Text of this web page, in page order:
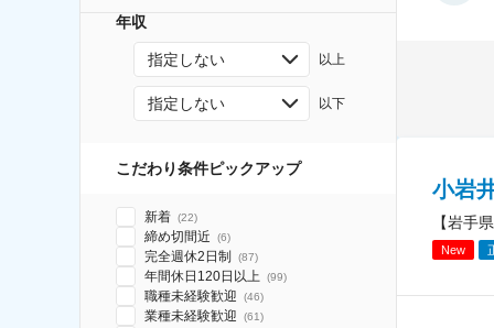
年収
指定しない 以上
指定しない 以下
こだわり条件ピックアップ
新着 (22)
締め切間近 (6)
完全週休2日制 (87)
年間休日120日以上 (99)
職種未経験歓迎 (46)
業種未経験歓迎 (61)
小岩
【岩手
New